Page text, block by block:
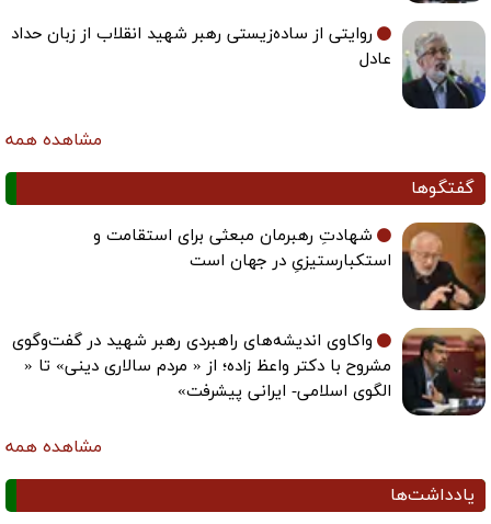
روایتی از ساده‌زیستی رهبر شهید انقلاب از زبان حداد
عادل
مشاهده همه
گفتگوها
شهادتِ رهبرمان مبعثی برای استقامت و
استکبارستیزیِ در جهان است
واکاوی اندیشه‌های راهبردی رهبر شهید در گفت‌وگوی
مشروح با دکتر واعظ زاده؛ از « مردم سالاری دینی» تا «
الگوی اسلامی- ایرانی پیشرفت»
مشاهده همه
یادداشت‌ها